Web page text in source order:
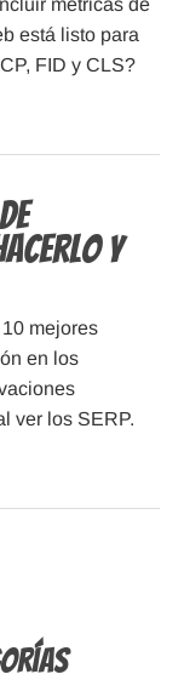
métricas de
está listo para
FID y CLS?
y
mejores
en los
ver los SERP.